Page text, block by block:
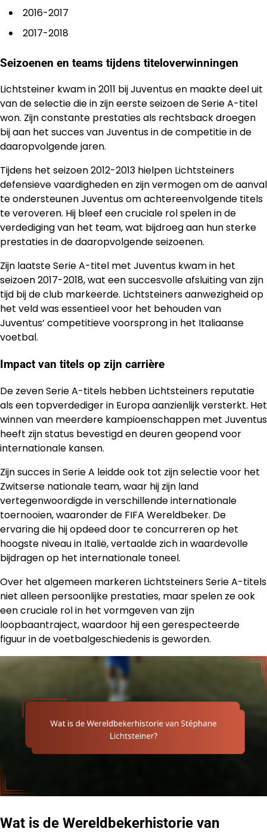
2016-2017
2017-2018
Seizoenen en teams tijdens titeloverwinningen
Lichtsteiner kwam in 2011 bij Juventus en maakte deel uit
van de selectie die in zijn eerste seizoen de Serie A-titel
won. Zijn constante prestaties als rechtsback droegen
bij aan het succes van Juventus in de competitie in de
daaropvolgende jaren.
Tijdens het seizoen 2012-2013 hielpen Lichtsteiners
defensieve vaardigheden en zijn vermogen om de aanval
te ondersteunen Juventus om achtereenvolgende titels
te veroveren. Hij bleef een cruciale rol spelen in de
verdediging van het team, wat bijdroeg aan hun sterke
prestaties in de daaropvolgende seizoenen.
Zijn laatste Serie A-titel met Juventus kwam in het
seizoen 2017-2018, wat een succesvolle afsluiting van zijn
tijd bij de club markeerde. Lichtsteiners aanwezigheid op
het veld was essentieel voor het behouden van
Juventus’ competitieve voorsprong in het Italiaanse
voetbal.
Impact van titels op zijn carrière
De zeven Serie A-titels hebben Lichtsteiners reputatie
als een topverdediger in Europa aanzienlijk versterkt. Het
winnen van meerdere kampioenschappen met Juventus
heeft zijn status bevestigd en deuren geopend voor
internationale kansen.
Zijn succes in Serie A leidde ook tot zijn selectie voor het
Zwitserse nationale team, waar hij zijn land
vertegenwoordigde in verschillende internationale
toernooien, waaronder de FIFA Wereldbeker. De
ervaring die hij opdeed door te concurreren op het
hoogste niveau in Italië, vertaalde zich in waardevolle
bijdragen op het internationale toneel.
Over het algemeen markeren Lichtsteiners Serie A-titels
niet alleen persoonlijke prestaties, maar spelen ze ook
een cruciale rol in het vormgeven van zijn
loopbaantraject, waardoor hij een gerespecteerde
figuur in de voetbalgeschiedenis is geworden.
Wat is de Wereldbekerhistorie van